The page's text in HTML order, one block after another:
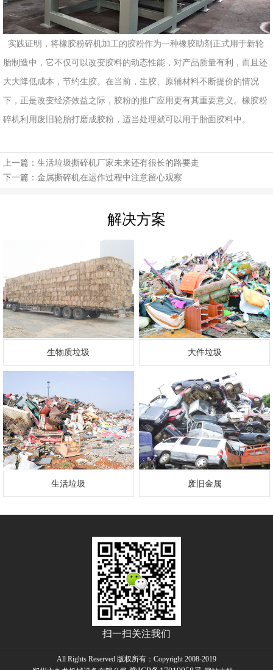
实践证明，将橡胶粉碎机加工的胶粉作为一种橡胶助剂正式用于新轮
胎制造中，它不仅可以改变胶料的动态性能，对产品质量有利，而且还
大大降低成本，节约生胶。在当前，生胶、原辅材料不断提价的情况
下，正是改变经济效益之际，胶粉的推广应用更有其重要意义。橡胶粉
碎机利用废旧轮胎打磨成胶粉，适当处理就可以用于胎面胶料中。
上一篇： 生活垃圾撕碎机厂家未来还有很长的路要走
下一篇： 金属撕碎机在运作过程中注意留心观察
解决方案
生物质垃圾 大件垃圾
生活垃圾 废旧金属
扫一扫关注我们
All Rights Reserved 版权所有：Copyright 2008-2019